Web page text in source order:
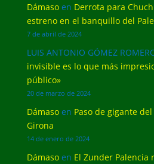
Dámasoen Derrota para
estreno en el banquillo del
7 de abril de 2024
LUIS ANTONIO GÓMEZ
invisible es lo que más
público»
20 de marzo de 2024
Dámasoen Paso de gigante
Girona
14 de enero de 2024
Dámasoen El Zunder Palencia